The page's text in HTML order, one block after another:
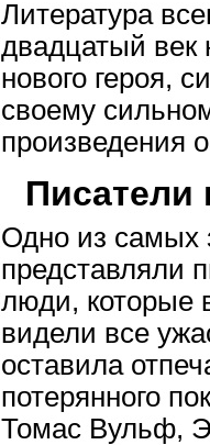
советам,
репетитора
Совет 1.
упростить
достаточно
нам, и
репетитора,
максимально
ваши
Литература
двадцатый
нового героя,
своему
произведения
Писатели
Одно из самых
представляли
люди, которые
видели все
оставила
потерянного
Томас Вульф,